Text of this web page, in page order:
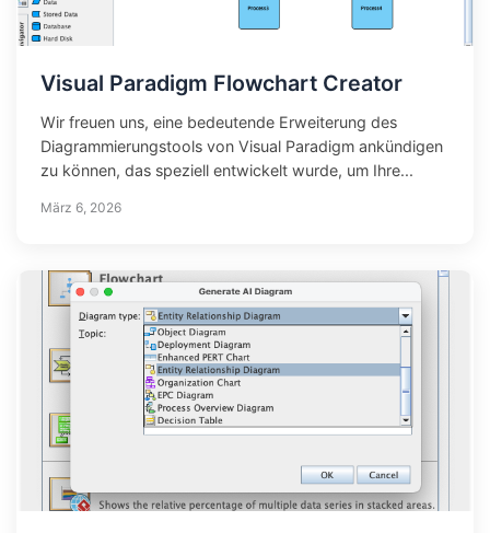
Visual Paradigm Flowchart Creator
Wir freuen uns, eine bedeutende Erweiterung des
Diagrammierungstools von Visual Paradigm ankündigen
zu können, das speziell entwickelt wurde, um Ihre...
März 6, 2026